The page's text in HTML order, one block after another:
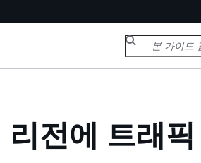
전에 트래